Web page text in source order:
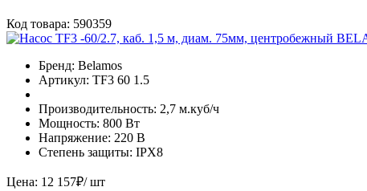
Код товара: 590359
Бренд: Belamos
Артикул: TF3 60 1.5
Производительность: 2,7 м.куб/ч
Мощность: 800 Вт
Напряжение: 220 В
Степень защиты: IPX8
Цена: 12 157₽/ шт